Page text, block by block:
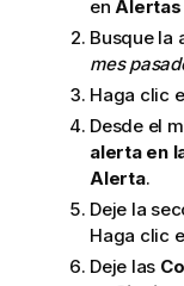
enAlertas
Busque la
mes
Haga clic
Desde el
alerta en
Alerta.
Deje la
Haga clic
Deje las